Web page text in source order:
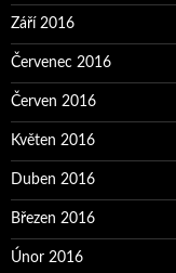
Září 2016
Červenec 2016
Červen 2016
Květen 2016
Duben 2016
Březen 2016
Únor 2016